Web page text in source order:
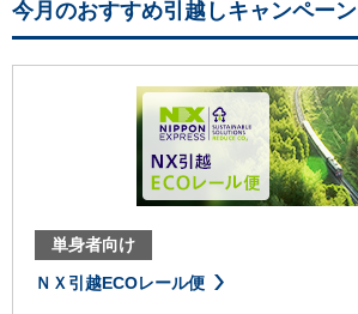
今月のおすすめ引越しキャンペーン
単身者向け
ＮＸ引越ECOレール便